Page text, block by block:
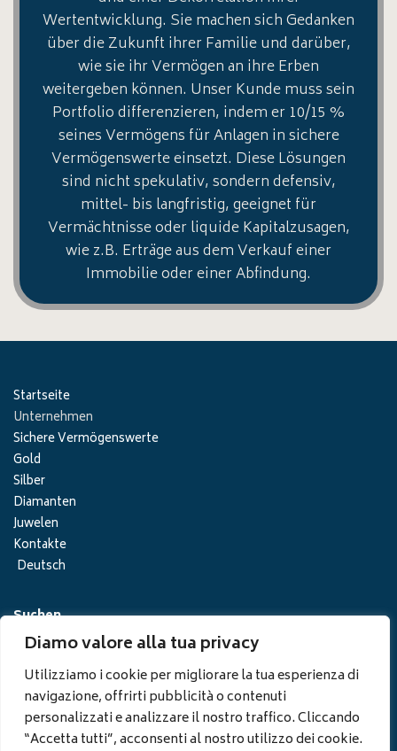
Diamo valore alla tua privacy
Utilizziamo i cookie per migliorare la tua esperienza di
navigazione, offrirti pubblicità o contenuti
personalizzati e analizzare il nostro traffico. Cliccando
“Accetta tutti”, acconsenti al nostro utilizzo dei cookie.
Wertentwicklung. Sie machen sich Gedanken
über die Zukunft ihrer Familie und darüber,
wie sie ihr Vermögen an ihre Erben
weitergeben können. Unser Kunde muss sein
Portfolio differenzieren, indem er 10/15 %
seines Vermögens für Anlagen in sichere
Vermögenswerte einsetzt. Diese Lösungen
sind nicht spekulativ, sondern defensiv,
mittel- bis langfristig, geeignet für
Vermächtnisse oder liquide Kapitalzusagen,
wie z.B. Erträge aus dem Verkauf einer
Immobilie oder einer Abfindung.
Startseite
Unternehmen
Sichere Vermögenswerte
Gold
Silber
Diamanten
Juwelen
Kontakte
Deutsch
Suchen